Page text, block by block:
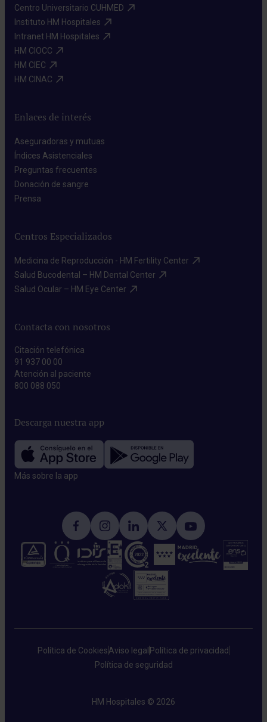
Centro Universitario CUHMED​
Instituto HM Hospitales​
Intranet HM Hospitales​
HM CIOCC​
HM CIEC​
HM CINAC​
Enlaces de interés
Aseguradoras y mutuas​
Índices Asistenciales​
Preguntas frecuentes​
Donación de sangre​
Prensa​
Centros Especializados
Medicina de Reproducción - HM Fertility Center​
Salud Bucodental – HM Dental Center​
Salud Ocular – HM Eye Center​
Contacta con nosotros
Citación telefónica
91 937 00 00
Atención al paciente
800 088 050
Descarga nuestra app
Más sobre la app​
Política de CookiesAviso legal Política de privacidad
Política de seguridad
HM Hospitales © 2026